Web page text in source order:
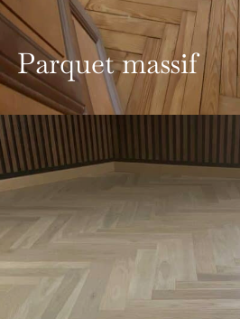
Parquet massif